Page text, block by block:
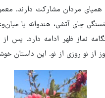
مردان مشارکت دارند.
چای آتشی، هندوانه یا
نماز ظهر ادامه دارد. پس
از نو روزی از نو. این داستان